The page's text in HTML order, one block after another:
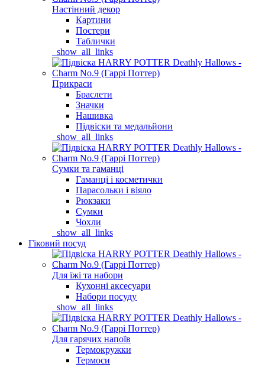
Настінний декор
Картини
Постери
Таблички
_show_all_links
Прикраси
Браслети
Значки
Нашивка
Підвіски та медальйони
_show_all_links
Сумки та гаманці
Гаманці і косметички
Парасольки і віяло
Рюкзаки
Сумки
Чохли
_show_all_links
Гіковий посуд
Для їжі та набори
Кухонні аксесуари
Набори посуду
_show_all_links
Для гарячих напоїв
Термокружки
Термоси